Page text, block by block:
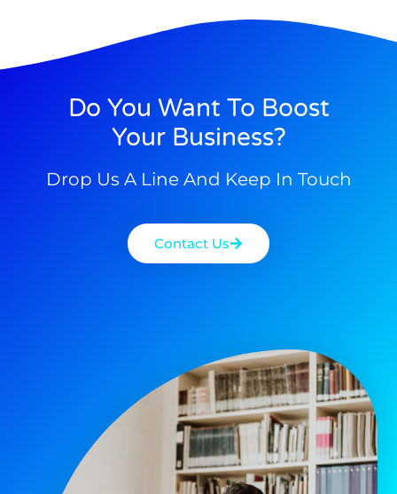
Do You Want To Boost
Your Business?
Drop Us A Line And Keep In Touch
Contact Us